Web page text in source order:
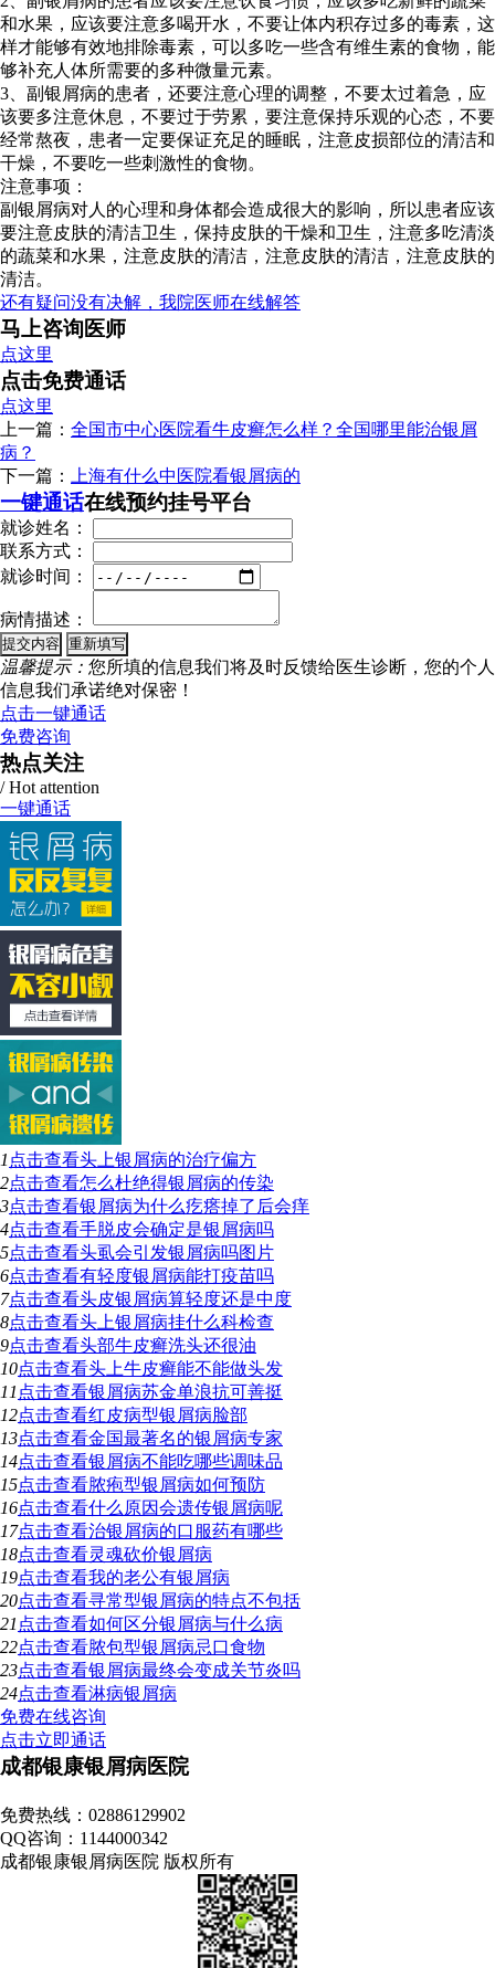
和水果，应该要注意多喝开水，不要让体内积存过多的毒素，这
样才能够有效地排除毒素，可以多吃一些含有维生素的食物，能
够补充人体所需要的多种微量元素。
3、副银屑病的患者，还要注意心理的调整，不要太过着急，应
该要多注意休息，不要过于劳累，要注意保持乐观的心态，不要
经常熬夜，患者一定要保证充足的睡眠，注意皮损部位的清洁和
干燥，不要吃一些刺激性的食物。
注意事项：
副银屑病对人的心理和身体都会造成很大的影响，所以患者应该
要注意皮肤的清洁卫生，保持皮肤的干燥和卫生，注意多吃清淡
的蔬菜和水果，注意皮肤的清洁，注意皮肤的清洁，注意皮肤的
清洁。
还有疑问没有决解，我院医师在线解答
马上咨询医师
点这里
点击免费通话
点这里
上一篇： 全国市中心医院看牛皮癣怎么样？全国哪里能治银屑
病？
下一篇：
上海有什么中医院看银屑病的
一键通话在线预约挂号平台
就诊姓名：
联系方式：
就诊时间：
病情描述：
温馨提示： 您所填的信息我们将及时反馈给医生诊断，您的个人
信息我们承诺绝对保密！
点击一键通话
免费咨询
热点关注
/ Hot attention
一键通话
1 点击查看头上银屑病的治疗偏方
2点击查看怎么杜绝得银屑病的传染
3点击查看银屑病为什么疙瘩掉了后会痒
4点击查看手脱皮会确定是银屑病吗
5点击查看头虱会引发银屑病吗图片
6点击查看有轻度银屑病能打疫苗吗
7点击查看头皮银屑病算轻度还是中度
8点击查看头上银屑病挂什么科检查
9点击查看头部牛皮癣洗头还很油
10点击查看头上牛皮癣能不能做头发
11 点击查看银屑病苏金单浪抗可善挺
12点击查看红皮病型银屑病脸部
13点击查看金国最著名的银屑病专家
14点击查看银屑病不能吃哪些调味品
15点击查看脓疱型银屑病如何预防
16点击查看什么原因会遗传银屑病呢
17点击查看治银屑病的口服药有哪些
18点击查看灵魂砍价银屑病
19点击查看我的老公有银屑病
20点击查看寻常型银屑病的特点不包括
21 点击查看如何区分银屑病与什么病
22点击查看脓包型银屑病忌口食物
23点击查看银屑病最终会变成关节炎吗
24点击查看淋病银屑病
免费在线咨询
点击立即通话
成都银康银屑病医院
免费热线：02886129902
QQ咨询：1144000342
成都银康银屑病医院 版权所有